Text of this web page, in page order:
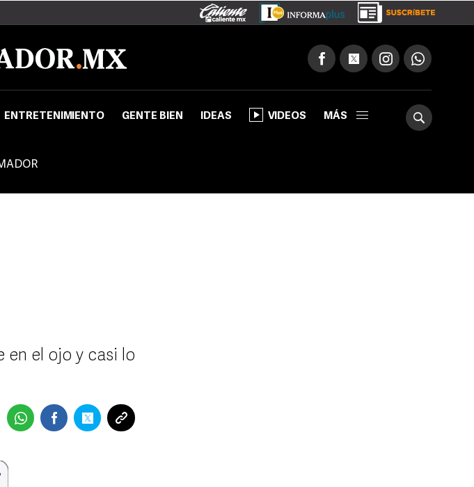
ENTRETENIMIENTO GENTE BIEN IDEAS VIDEOS MÁS
en el ojo y casi lo